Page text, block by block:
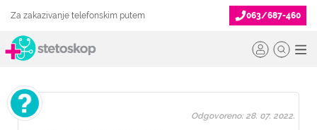
Za zakazivanje telefonskim putem 063/687-460
Odgovoreno: 28. 07. 2022.